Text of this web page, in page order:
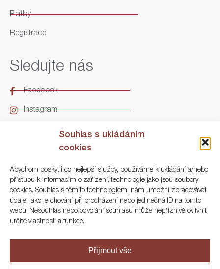
Souhlas s ukládáním
cookies
Abychom poskytli co nejlepší služby, používáme k ukládání a/nebo
přístupu k informacím o zařízení, technologie jako jsou soubory
cookies. Souhlas s těmito technologiemi nám umožní zpracovávat
údaje, jako je chování při procházení nebo jedinečná ID na tomto
webu. Nesouhlas nebo odvolání souhlasu může nepříznivě ovlivnit
určité vlastnosti a funkce.
Přijmout vše
Platby
Registrace
Sledujte nás
Facebook
Instagram
Kontakt
ARGO Numismatika
Korunní 83, Praha 3
+420 222 561 343
info@numisargo.com